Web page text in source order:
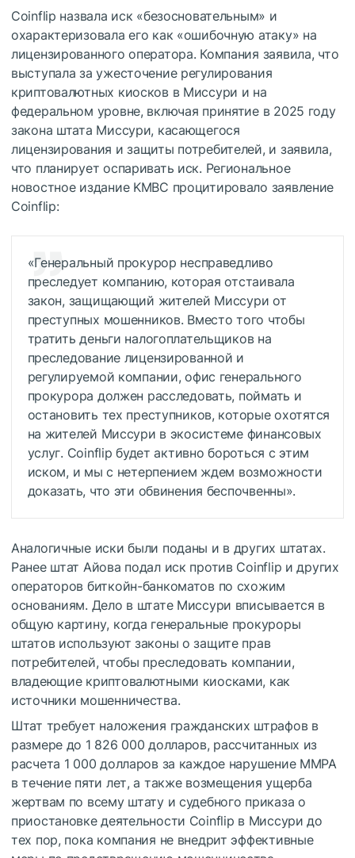
Coinflip назвала иск «безосновательным» и
охарактеризовала его как «ошибочную атаку» на
лицензированного оператора. Компания заявила, что
выступала за ужесточение регулирования
криптовалютных киосков в Миссури и на
федеральном уровне, включая принятие в 2025 году
закона штата Миссури, касающегося
лицензирования и защиты потребителей, и заявила,
что планирует оспаривать иск. Региональное
новостное издание KMBC процитировало заявление
Coinflip:
«Генеральный прокурор несправедливо
преследует компанию, которая отстаивала
закон, защищающий жителей Миссури от
преступных мошенников. Вместо того чтобы
тратить деньги налогоплательщиков на
преследование лицензированной и
регулируемой компании, офис генерального
прокурора должен расследовать, поймать и
остановить тех преступников, которые охотятся
на жителей Миссури в экосистеме финансовых
услуг. Coinflip будет активно бороться с этим
иском, и мы с нетерпением ждем возможности
доказать, что эти обвинения беспочвенны».
Аналогичные иски были поданы и в других штатах.
Ранее штат Айова подал иск против Coinflip и других
операторов биткойн-банкоматов по схожим
основаниям. Дело в штате Миссури вписывается в
общую картину, когда генеральные прокуроры
штатов используют законы о защите прав
потребителей, чтобы преследовать компании,
владеющие криптовалютными киосками, как
источники мошенничества.
Штат требует наложения гражданских штрафов в
размере до 1 826 000 долларов, рассчитанных из
расчета 1 000 долларов за каждое нарушение MMPA
в течение пяти лет, а также возмещения ущерба
жертвам по всему штату и судебного приказа о
приостановке деятельности Coinflip в Миссури до
тех пор, пока компания не внедрит эффективные